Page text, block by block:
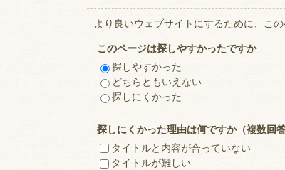
より良いウェブサイトにするために、こ
このページは探しやすかったですか
探しやすかった
どちらともいえない
探しにくかった
探しにくかった理由は何ですか（複数回答
タイトルと内容が合っていない
タイトルが難しい